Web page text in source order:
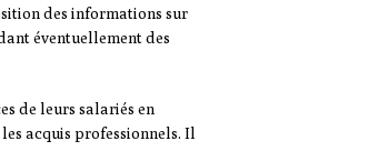
des informations sur
éventuellement des
de leurs salariés en
acquis professionnels. Il